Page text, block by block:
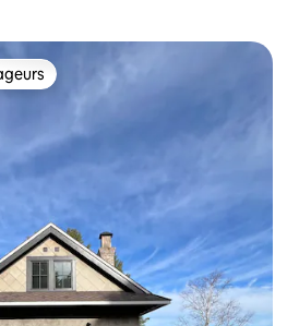
les plus appréciés